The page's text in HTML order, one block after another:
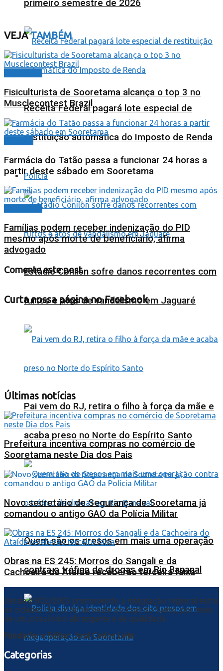
primeiro semestre de 2026
Receita Federal pagará lote especial de
restituição automática do Imposto de Renda
Polícia
Estádio Conilon sofre danos recorrentes com
furtos e atos de vandalismo em Jaguaré
Pai vem do RJ, retira o filho à força da mãe e
acaba preso no Norte do Espírito Santo
Quem são os presos em mais uma operação
contra o tráfico de drogas em Rio Bananal
VEJATAMBÉM
Fisiculturista de Sooretama alcança o top 3 no
Musclecontest Brazil
Farmácia do Tatão passa a funcionar 24 horas a
partir deste sábado em Sooretama
Famílias podem receber indenização do PID
mesmo após morte de beneficiário, afirma
advogado
Comente este post
Curta nossa página no Facebook
Últimas notícias
Prefeitura incentiva compras no comércio de
Sooretama neste Dia dos Pais
Novo secretário de Segurança de Sooretama já
comandou o antigo GAO da Polícia Militar
Obras na ES 245: Morros do Sangali e da
Cachoeira do Ataíde receberão terceira faixa
Desde 29/02/2003 promovendo a integração regional entre
as cidades do norte/noroeste do Espírito Santo, por meio
de um jornalismo abrangente e de qualidade.
Fundador e Editor: José Carlos Leite
Categorias